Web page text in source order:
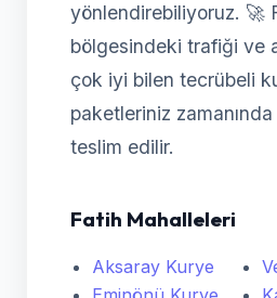
yönlendirebiliyoruz. 🚀
bölgesindeki trafiği ve
çok iyi bilen tecrübeli
paketleriniz
teslim edilir.
Fatih Mahalleleri
Aksaray Kurye